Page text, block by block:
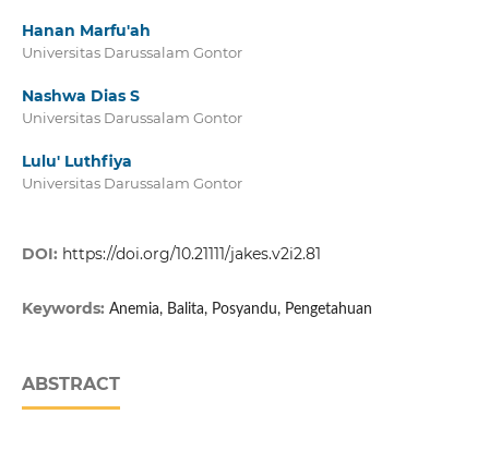
Hanan Marfu'ah
Universitas Darussalam Gontor
Nashwa Dias S
Universitas Darussalam Gontor
Lulu' Luthfiya
Universitas Darussalam Gontor
DOI: https://doi.org/10.21111/jakes.v2i2.81
Keywords: Anemia, Balita, Posyandu, Pengetahuan
ABSTRACT